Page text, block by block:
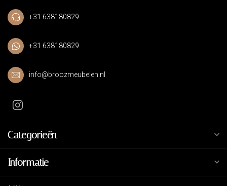
+31 638180829
+31 638180829
info@broozmeubelen.nl
Categorieën
Informatie